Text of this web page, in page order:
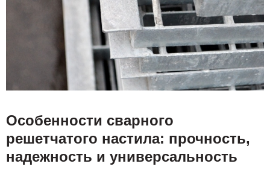
Особенности сварного
решетчатого настила: прочность,
надежность и универсальность